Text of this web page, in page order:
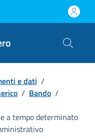
e dati /
/ Bando /
a tempo determinato